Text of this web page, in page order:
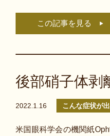
この記事を見る
後部硝子体
2022.1.16 こんな症状が
米国眼科学会の機関紙